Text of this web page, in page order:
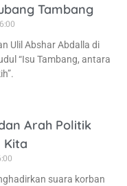
Tambang
Ulil Abshar Abdalla di
“Isu Tambang, antara
Arah Politik
Kita
suara korban